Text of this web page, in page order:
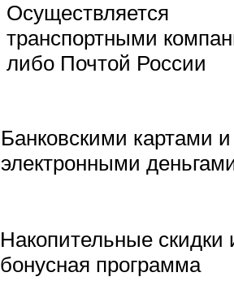
Осуществляется
транспортными
либо Почтой России
Банковскими картами и
электронными
Накопительные скидки
бонусная программа